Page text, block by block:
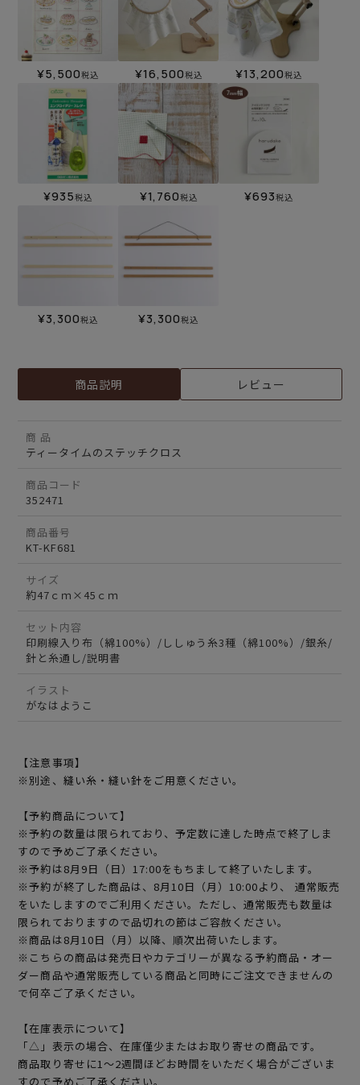
¥5,500税込 ¥16,500税込 ¥13,200税込
¥935税込 ¥1,760税込 ¥693税込
¥3,300税込 ¥3,300税込
商品説明 レビュー
商 品
ティータイムのステッチクロス
商品コード
352471
商品番号
KT-KF681
サイズ
約47ｃｍ×45ｃｍ
セット内容
印刷線入り布（綿100%）/ししゅう糸3種（綿100%）/銀糸/
針と糸通し/説明書
イラスト
がなはようこ
【注意事項】
※別途、縫い糸・縫い針をご用意ください。
【予約商品について】
※予約の数量は限られており、予定数に達した時点で終了しま
すので予めご了承ください。
※予約は8月9日（日）17:00をもちまして終了いたします。
※予約が終了した商品は、8月10日（月）10:00より、 通常販売
をいたしますのでご利用ください。ただし、通常販売も数量は
限られておりますので品切れの節はご容赦ください。
※商品は8月10日（月）以降、順次出荷いたします。
※こちらの商品は発売日やカテゴリーが異なる予約商品・オー
ダー商品や通常販売している商品と同時にご注文できませんの
で何卒ご了承ください。
【在庫表示について】
「△」表示の場合、在庫僅少またはお取り寄せの商品です。
商品取り寄せに1～2週間ほどお時間をいただく場合がございま
すので予めご了承ください。